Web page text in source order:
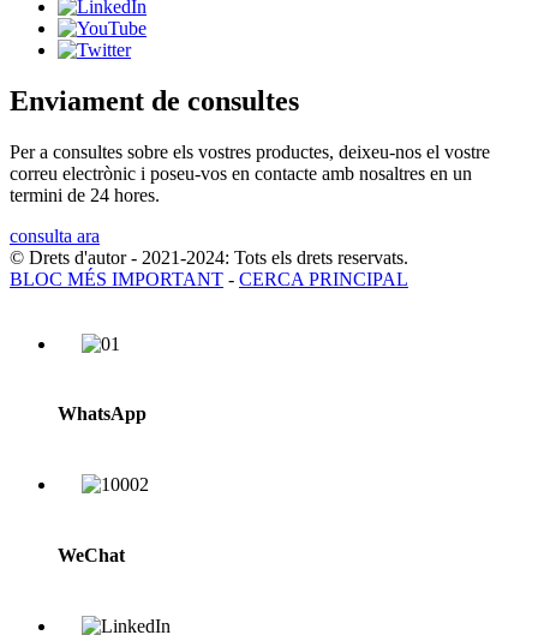
Enviament de consultes
Per a consultes sobre els vostres productes, deixeu-nos el vostre
correu electrònic i poseu-vos en contacte amb nosaltres en un
termini de 24 hores.
consulta ara
© Drets d'autor - 2021-2024: Tots els drets reservats.
BLOC MÉS IMPORTANT - CERCA PRINCIPAL
WhatsApp
WeChat